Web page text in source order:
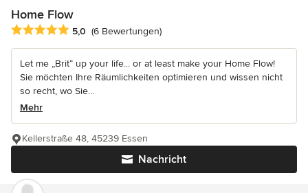
Home Flow
Durchschnittliche Bewertung: 5 von 5 Sternen
5,0 (6 Bewertungen)
Let me „Brit“ up your life... or at least make your Home Flow!
Sie möchten Ihre Räumlichkeiten optimieren und wissen nicht
so recht, wo Sie...
Mehr
Nachricht
Kellerstraße 48, 45239 Essen